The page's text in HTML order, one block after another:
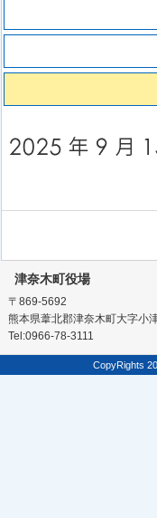
津奈木町役場
〒869-5692
熊本県葦北郡津奈木町大字小
Tel:0966-78-3111
CopyRights